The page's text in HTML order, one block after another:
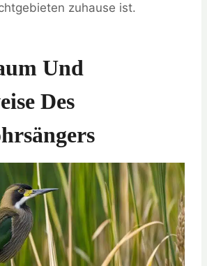
zuhause ist.
Und
Des